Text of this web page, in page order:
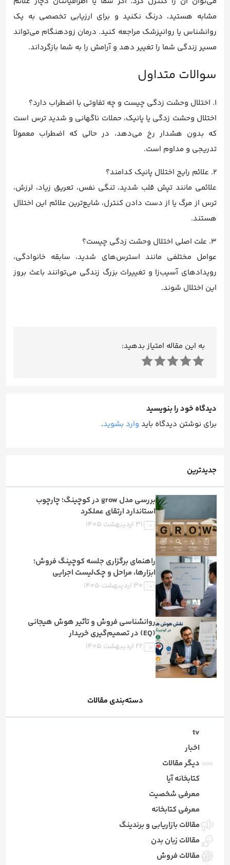
مشابه هستید، درنگ نکنید و برای ارزیابی تخصصی به یک
روانشناس یا روانپزشک مراجعه کنید. درمان زودهنگام می‌تواند
مسیر زندگی شما را تغییر دهد و آرامش را به شما بازگرداند.
سوالات متداول
1. اختلال وحشت زدگی چیست و چه تفاوتی با اضطراب دارد؟
اختلال وحشت زدگی یا پانیک، حملات ناگهانی و شدید ترس است
که بدون هشدار رخ می‌دهد، در حالی که اضطراب معمولاً
تدریجی و مداوم است.
2. علائم رایج اختلال پانیک کدامند؟
علائمی مانند تپش قلب شدید، تنگی نفس، تعریق زیاد، لرزش،
ترس از مرگ یا از دست دادن کنترل، شایع‌ترین علائم این اختلال
هستند.
3. علت اصلی اختلال وحشت زدگی چیست؟
عوامل مختلفی مانند استرس‌های شدید، سابقه خانوادگی،
رویدادهای آسیب‌زا و تغییرات بزرگ زندگی می‌توانند باعث بروز
این اختلال شوند.
به این مقاله امتیاز بدهید:
دیدگاه خود را بنویسید
برای نوشتن دیدگاه باید وارد بشوید.
جدیدترین
بررسی مدل grow در کوچینگ؛ چارچوب
استاندارد ارتقای عملکرد
۳۱ اردیبهشت ۱۴۰۵
راهنمای برگزاری جلسه کوچینگ فروش؛
ابزارها، مراحل و چک‌لیست اجرایی
۳۰ اردیبهشت ۱۴۰۵
روانشناسی فروش و تأثیر هوش هیجانی
(EQ) در تصمیم‌گیری خریدار
۲۲ اردیبهشت ۱۴۰۵
دسته‌بندی مقالات
tv
اخبار
دیگر مقالات
کتابخانه آیا
معرفی شخصیت
معرفی کتابخانه
مقالات بازاریابی و برندینگ
مقالات زبان بدن
مقالات فروش